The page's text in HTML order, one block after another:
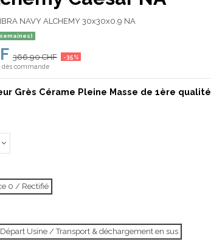
NAVY ALCHEMY 30x30x0.9 NA
366,90 CHF -35%
dès commande
Grès Cérame Pleine Masse de 1ère qualité
0 / Rectifié
Usine / Transport & déchargement en sus